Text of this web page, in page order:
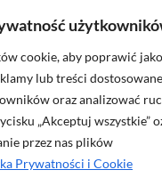
cookie, aby poprawić
lub treści
oraz analizować
„Akceptuj wszystkie”
przez nas plików
Prywatności i Cookie